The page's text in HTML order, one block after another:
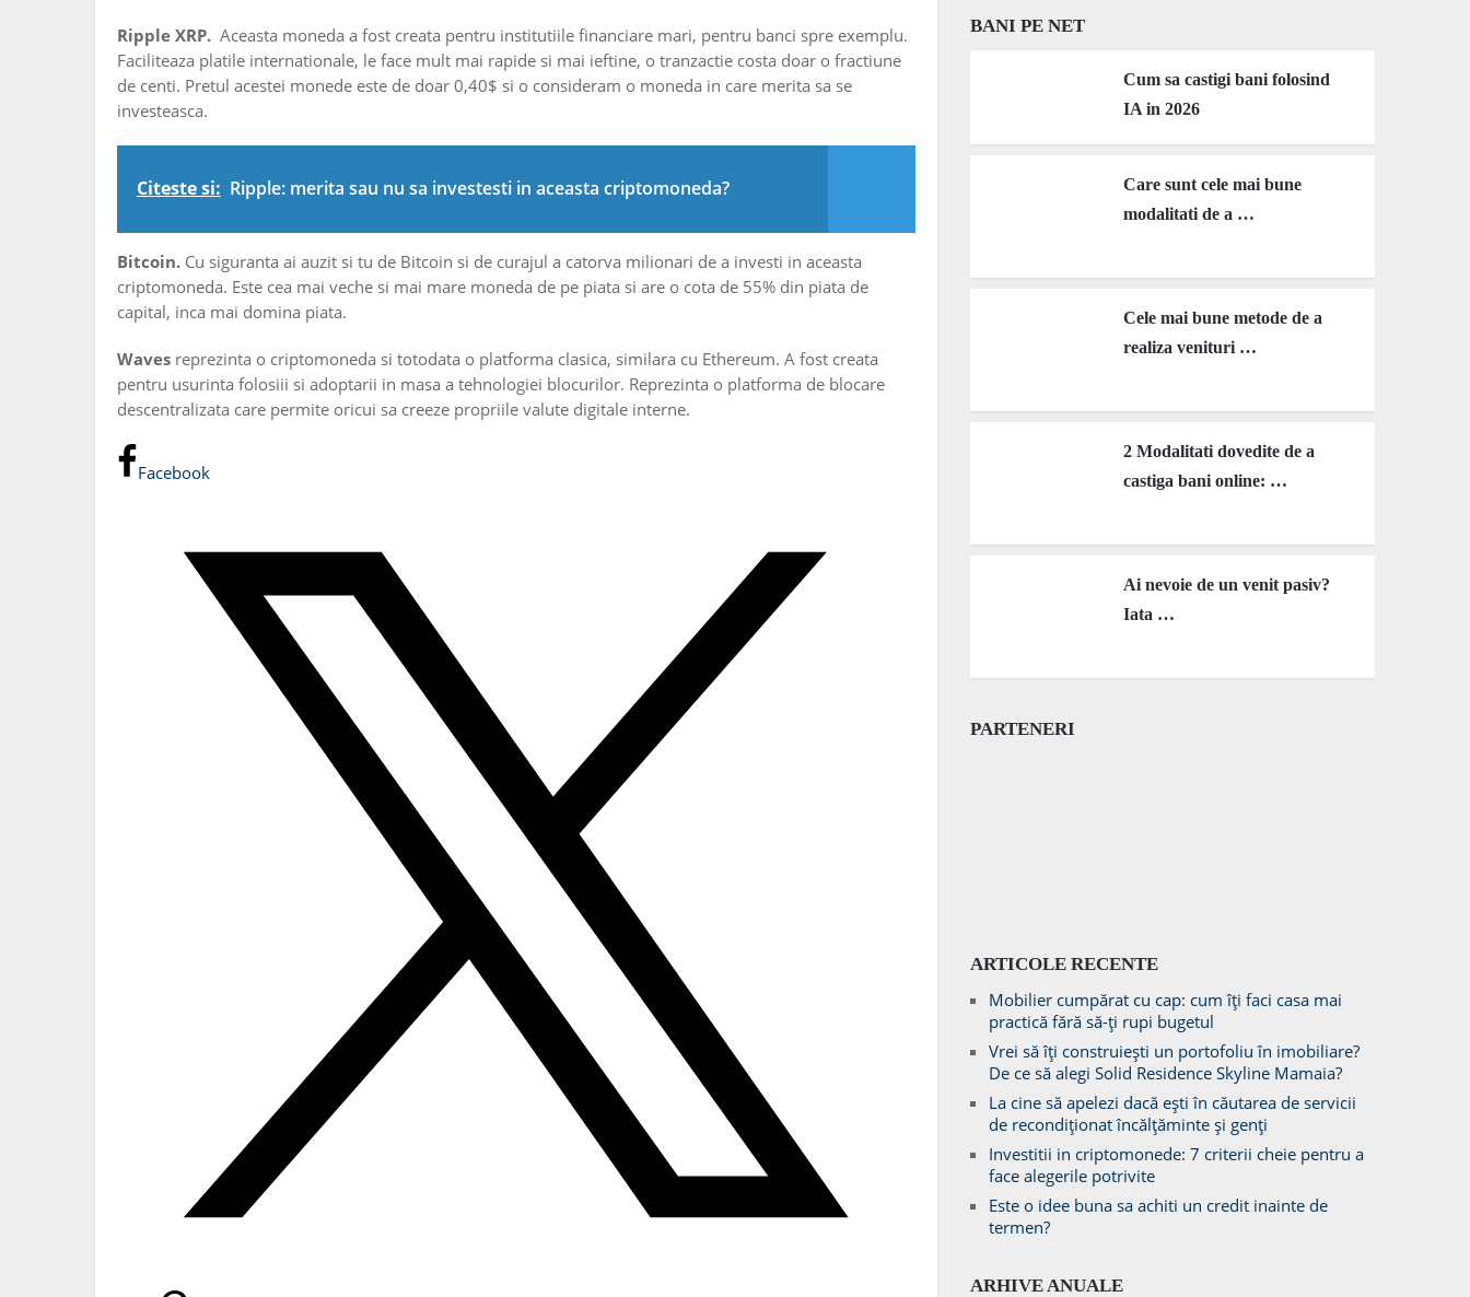
Ripple XRP. Aceasta moneda a fost creata pentru institutiile financiare mari, pentru banci spre exemplu.
Faciliteaza platile internationale, le face mult mai rapide si mai ieftine, o tranzactie costa doar o fractiune
de centi. Pretul acestei monede este de doar 0,40$ si o consideram o moneda in care merita sa se
investeasca.
Citeste si: Ripple: merita sau nu sa investesti in aceasta criptomoneda?
Bitcoin. Cu siguranta ai auzit si tu de Bitcoin si de curajul a catorva milionari de a investi in aceasta
criptomoneda. Este cea mai veche si mai mare moneda de pe piata si are o cota de 55% din piata de
capital, inca mai domina piata.
Waves reprezinta o criptomoneda si totodata o platforma clasica, similara cu Ethereum. A fost creata
pentru usurinta folosiii si adoptarii in masa a tehnologiei blocurilor. Reprezinta o platforma de blocare
descentralizata care permite oricui sa creeze propriile valute digitale interne.
Facebook
BANI PE NET
Cum sa castigi bani folosind
IA in 2026
Care sunt cele mai bune
modalitati de a …
Cele mai bune metode de a
realiza venituri …
2 Modalitati dovedite de a
castiga bani online: …
Ai nevoie de un venit pasiv?
Iata …
PARTENERI
ARTICOLE RECENTE
Mobilier cumpărat cu cap: cum îți faci casa mai
practică fără să-ți rupi bugetul
Vrei să îți construiești un portofoliu în imobiliare?
De ce să alegi Solid Residence Skyline Mamaia?
La cine să apelezi dacă ești în căutarea de servicii
de recondiționat încălțăminte și genți
Investitii in criptomonede: 7 criterii cheie pentru a
face alegerile potrivite
Este o idee buna sa achiti un credit inainte de
termen?
ARHIVE ANUALE